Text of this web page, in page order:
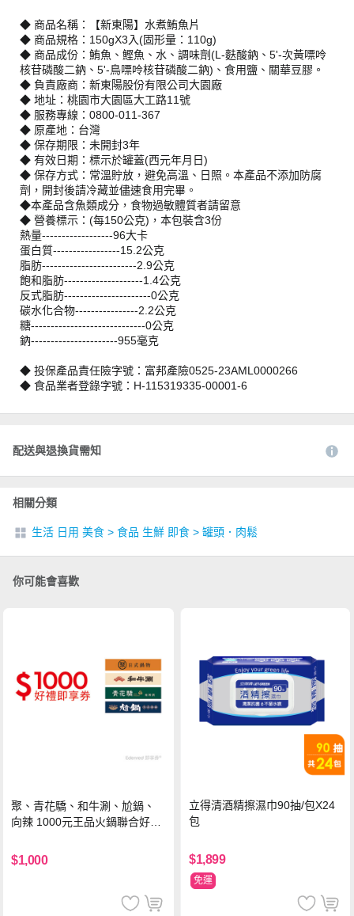
◆ 商品名稱：【新東陽】水煮鮪魚片
◆ 商品規格：150gX3入(固形量：110g)
◆ 商品成份：鮪魚、鰹魚、水、調味劑(L-麩酸鈉、5'-次黃嘌呤
核苷磷酸二鈉、5'-鳥嘌呤核苷磷酸二鈉)、食用鹽、關華豆膠。
◆ 負責廠商：新東陽股份有限公司大園廠
◆ 地址：桃園市大園區大工路11號
◆ 服務專線：0800-011-367
◆ 原產地：台灣
◆ 保存期限：未開封3年
◆ 有效日期：標示於罐蓋(西元年月日)
◆ 保存方式：常溫貯放，避免高溫、日照。本產品不添加防腐
劑，開封後請冷藏並儘速食用完畢。
◆本產品含魚類成分，食物過敏體質者請留意
◆ 營養標示：(每150公克)，本包裝含3份
熱量------------------96大卡
蛋白質-----------------15.2公克
脂肪------------------------2.9公克
飽和脂肪--------------------1.4公克
反式脂肪----------------------0公克
碳水化合物----------------2.2公克
糖-----------------------------0公克
鈉----------------------955毫克
◆ 投保產品責任險字號：富邦產險0525-23AML0000266
◆ 食品業者登錄字號：H-115319335-00001-6
配送與退換貨需知
相關分類
生活 日用 美食 > 食品 生鮮 即食 > 罐頭．肉鬆
你可能會喜歡
聚、青花驕、和牛涮、尬鍋、
向辣 1000元王品火鍋聯合好禮
$1,000
立得清酒精擦濕巾90抽/包X24
包
$1,899
免運